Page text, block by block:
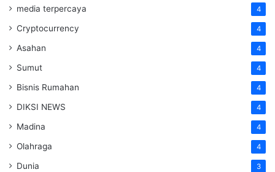
media terpercaya 4
Cryptocurrency 4
Asahan 4
Sumut 4
Bisnis Rumahan 4
DIKSI NEWS 4
Madina 4
Olahraga 4
Dunia 3